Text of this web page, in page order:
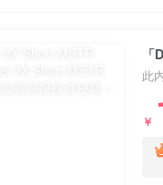
此
￥